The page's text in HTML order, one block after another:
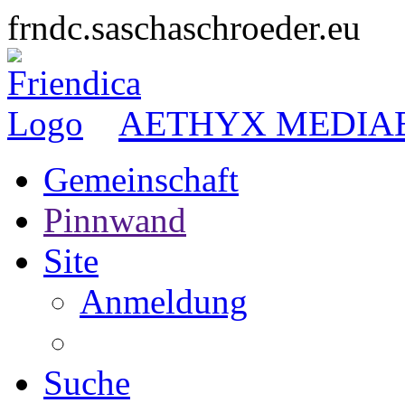
frndc.saschaschroeder.eu
AETHYX
Gemeinschaft
Pinnwand
Site
Anmeldung
Suche